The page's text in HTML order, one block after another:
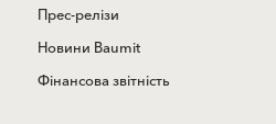
Прес-релізи
Новини Baumit
Фінансова звітність